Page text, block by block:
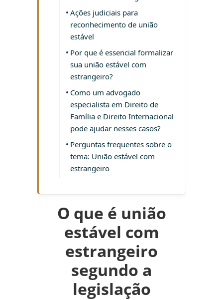
Ações judiciais para
reconhecimento de união
estável
Por que é essencial formalizar
sua união estável com
estrangeiro?
Como um advogado
especialista em Direito de
Família e Direito Internacional
pode ajudar nesses casos?
Perguntas frequentes sobre o
tema: União estável com
estrangeiro
O que é união
estável com
estrangeiro
segundo a
legislação